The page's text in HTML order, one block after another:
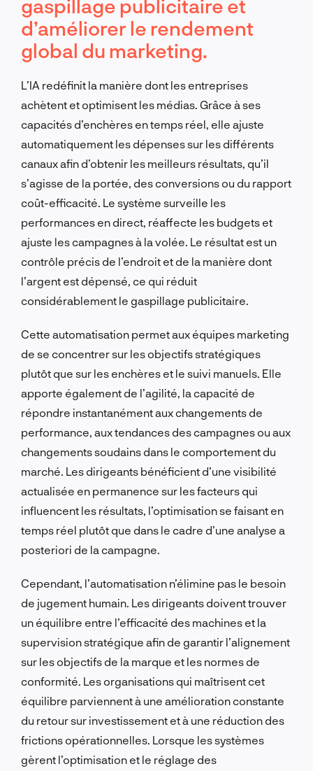
gaspillage publicitaire et
d’améliorer le rendement
global du marketing.
L’IA redéfinit la manière dont les entreprises
achètent et optimisent les médias. Grâce à ses
capacités d’enchères en temps réel, elle ajuste
automatiquement les dépenses sur les différents
canaux afin d’obtenir les meilleurs résultats, qu’il
s’agisse de la portée, des conversions ou du rapport
coût-efficacité. Le système surveille les
performances en direct, réaffecte les budgets et
ajuste les campagnes à la volée. Le résultat est un
contrôle précis de l’endroit et de la manière dont
l’argent est dépensé, ce qui réduit
considérablement le gaspillage publicitaire.
Cette automatisation permet aux équipes marketing
de se concentrer sur les objectifs stratégiques
plutôt que sur les enchères et le suivi manuels. Elle
apporte également de l’agilité, la capacité de
répondre instantanément aux changements de
performance, aux tendances des campagnes ou aux
changements soudains dans le comportement du
marché. Les dirigeants bénéficient d’une visibilité
actualisée en permanence sur les facteurs qui
influencent les résultats, l’optimisation se faisant en
temps réel plutôt que dans le cadre d’une analyse a
posteriori de la campagne.
Cependant, l’automatisation n’élimine pas le besoin
de jugement humain. Les dirigeants doivent trouver
un équilibre entre l’efficacité des machines et la
supervision stratégique afin de garantir l’alignement
sur les objectifs de la marque et les normes de
conformité. Les organisations qui maîtrisent cet
équilibre parviennent à une amélioration constante
du retour sur investissement et à une réduction des
frictions opérationnelles. Lorsque les systèmes
gèrent l’optimisation et le réglage des